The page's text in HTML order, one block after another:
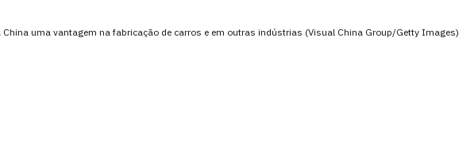
uma vantagem na fabricação de carros e em outras indústrias (Visual China Group/Getty Images)